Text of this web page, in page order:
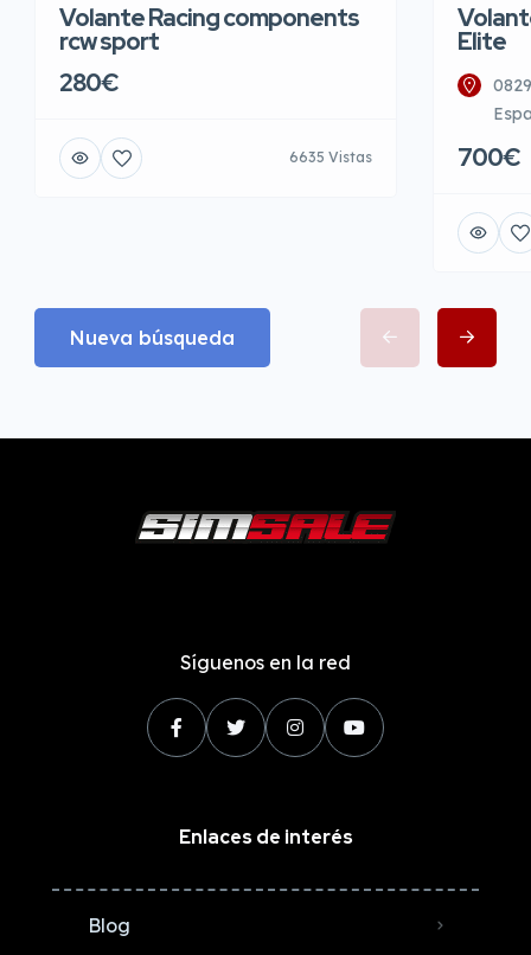
Volante Racing components
rcw sport
280€
6635 Vistas
Elite
700€
Nueva búsqueda
Síguenos en la red
Enlaces de interés
Blog